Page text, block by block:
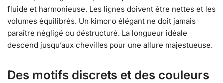
fluide et harmonieuse. Les lignes doivent être nettes et les
volumes équilibrés. Un kimono élégant ne doit jamais
paraître négligé ou déstructuré. La longueur idéale
descend jusqu’aux chevilles pour une allure majestueuse.
Des motifs discrets et des couleurs